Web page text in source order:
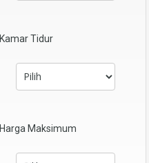
Kamar Tidur
Harga Maksimum